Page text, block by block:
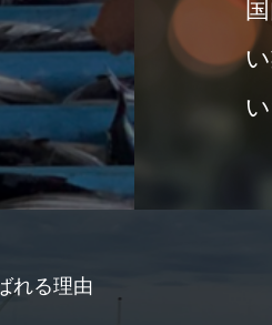
れる理由